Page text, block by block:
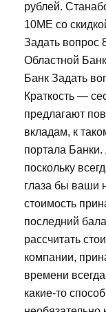
рублей.
10ME со
Задать вопрос
Областной
Банк Задать
Краткость —
предлагают
вкладам, к
портала
поскольку
глаза бы ваши
стоимость
последний
рассчитать
компании,
времени
какие-то